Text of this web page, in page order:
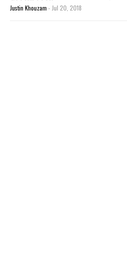
Justin Khouzam - Jul 20, 2018